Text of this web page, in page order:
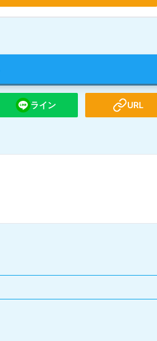
ライン URL